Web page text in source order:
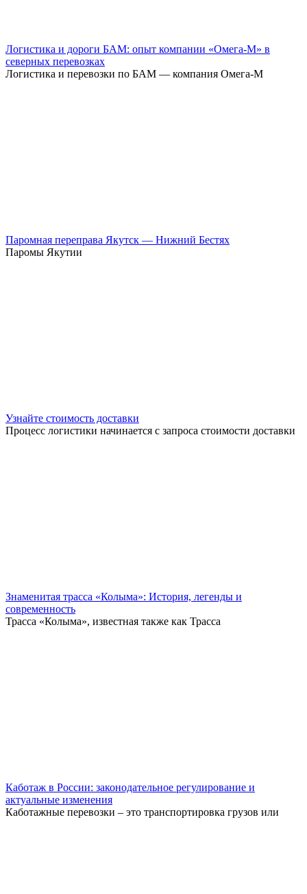
Логистика и дороги БАМ: опыт компании «Омега-М» в
северных перевозках
Логистика и перевозки по БАМ — компания Омега-М
Паромная переправа Якутск — Нижний Бестях
Паромы Якутии
Узнайте стоимость доставки
Процесс логистики начинается с запроса стоимости доставки
Знаменитая трасса «Колыма»: История, легенды и
современность
Трасса «Колыма», известная также как Трасса
Каботаж в России: законодательное регулирование и
актуальные изменения
Каботажные перевозки – это транспортировка грузов или